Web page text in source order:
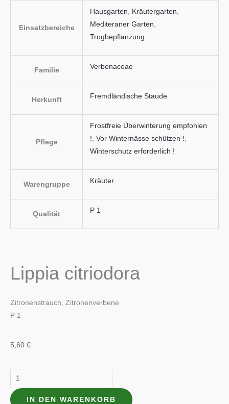
Einsatzbereiche
Hausgarten, Kräutergarten,
Mediteraner Garten,
Trogbepflanzung
Familie Verbenaceae
Herkunft Fremdländische Staude
Pflege
Frostfreie Überwinterung empfohlen
!, Vor Winternässe schützen !,
Winterschutz erforderlich !
Warengruppe Kräuter
Qualität P 1
Lippia citriodora
Zitronenstrauch, Zitronenverbene
P 1
5,60 €
Lippia
citriodora
MengeIN DEN WARENKORB